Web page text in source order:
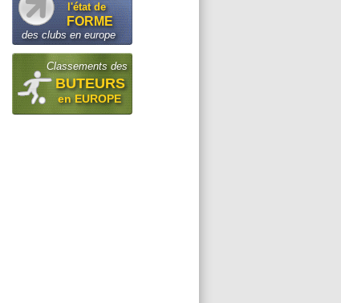
l'état de
FORME
des clubs en europe
Classements des
BUTEURS
en EUROPE